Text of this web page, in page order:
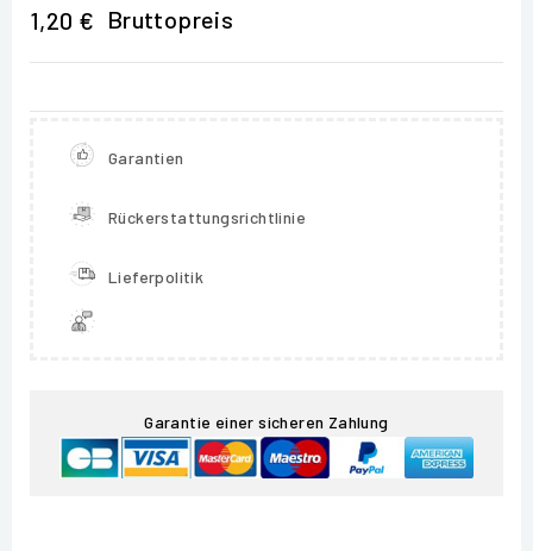
1,20 € Bruttopreis
Garantien
Rückerstattungsrichtlinie
Lieferpolitik
Garantie einer sicheren Zahlung